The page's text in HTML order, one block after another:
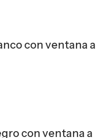
con ventana a
con ventana a